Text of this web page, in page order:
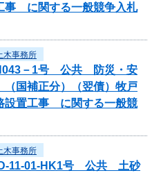
事 に関する一般競争入札
木事務所
H043－1号 公共 防災・安
国補正分）（翌債）牧戸
設置工事 に関する一般競
木事務所
11-01-HK1号 公共 土砂